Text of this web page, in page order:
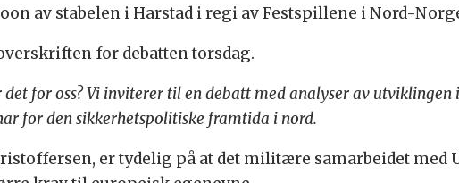
av stabelen i Harstad i regi av Festspillene i Nord-
for debatten torsdag.
det for oss? Vi inviterer til en debatt med analyser av
for den sikkerhetspolitiske framtida i nord.
er tydelig på at det militære samarbeidet med